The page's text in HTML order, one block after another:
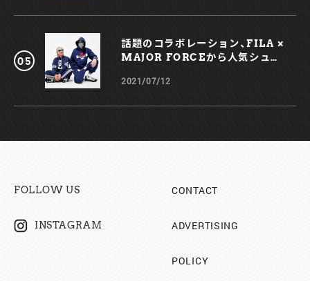
話題のコラボレーション、FILA ×
MAJOR FORCEから人気シュー
2021/07/12
FOLLOW US
INSTAGRAM
CONTACT
ADVERTISING
POLICY